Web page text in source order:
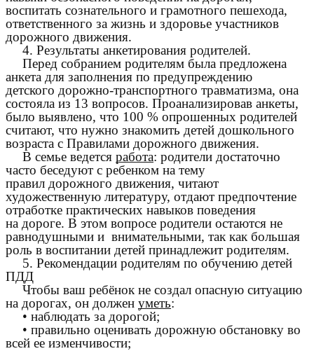
воспитать сознательного и грамотного пешехода,
ответственного за жизнь и здоровье участников
дорожного движения.
4. Результаты анкетирования родителей.
Перед собранием родителям была предложена
анкета для заполнения по предупреждению
детского дорожно-транспортного травматизма, она
состояла из 13 вопросов. Проанализировав анкеты,
было выявлено, что 100 % опрошенных родителей
считают, что нужно знакомить детей дошкольного
возраста с Правилами дорожного движения.
В семье ведется работа: родители достаточно
часто беседуют с ребенком на тему
правил дорожного движения, читают
художественную литературу, отдают предпочтение
отработке практических навыков поведения
на дороге. В этом вопросе родители остаются не
равнодушными и внимательными, так как большая
роль в воспитании детей принадлежит родителям.
5. Рекомендации родителям по обучению детей
ПДД
Чтобы ваш ребёнок не создал опасную ситуацию
на дорогах, он должен уметь:
• наблюдать за дорогой;
• правильно оценивать дорожную обстановку во
всей ее изменчивости;